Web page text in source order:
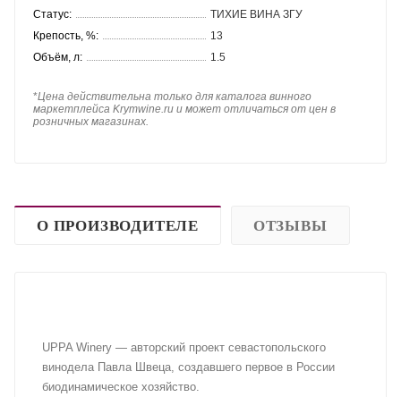
Статус:
ТИХИЕ ВИНА ЗГУ
Крепость, %:
13
Объём, л:
1.5
*Цена действительна только для каталога винного
маркетплейса Krymwine.ru и может отличаться от цен в
розничных магазинах.
О ПРОИЗВОДИТЕЛЕ ОТЗЫВЫ
UPPA Winery — авторский проект севастопольского
винодела Павла Швеца, создавшего первое в России
биодинамическое хозяйство.